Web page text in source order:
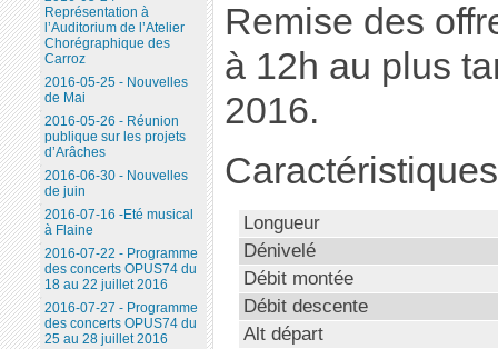
Remise des
à 12h au plus
2016.
Longueur
Dénivelé
Débit montée
Débit descente
Alt départ
Représentation à
l’Auditorium de l’Atelier
Chorégraphique des
Carroz
2016-05-25 - Nouvelles
de Mai
2016-05-26 - Réunion
publique sur les projets
d’Arâches
2016-06-30 - Nouvelles
de juin
2016-07-16 -Eté musical
à Flaine
2016-07-22 - Programme
des concerts OPUS74 du
18 au 22 juillet 2016
2016-07-27 - Programme
des concerts OPUS74 du
25 au 28 juillet 2016